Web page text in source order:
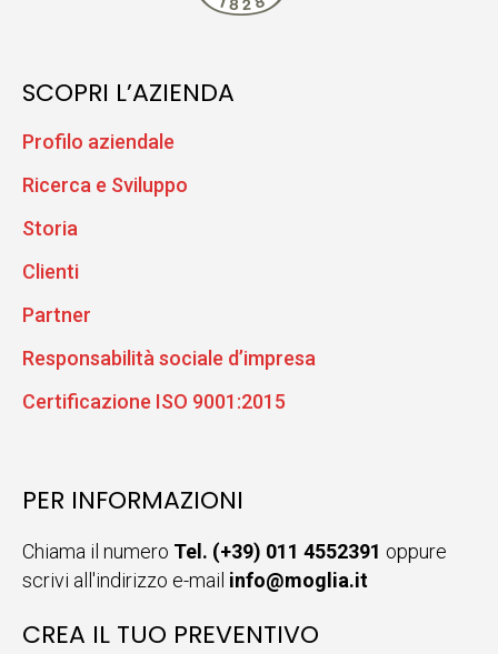
SCOPRI L’AZIENDA
Profilo aziendale
Ricerca e Sviluppo
Storia
Clienti
Partner
Responsabilità sociale d’impresa
Certificazione ISO 9001:2015
PER INFORMAZIONI
Chiama il numero Tel. (+39) 011 4552391 oppure
scrivi all'indirizzo e-mail info@moglia.it
CREA IL TUO PREVENTIVO